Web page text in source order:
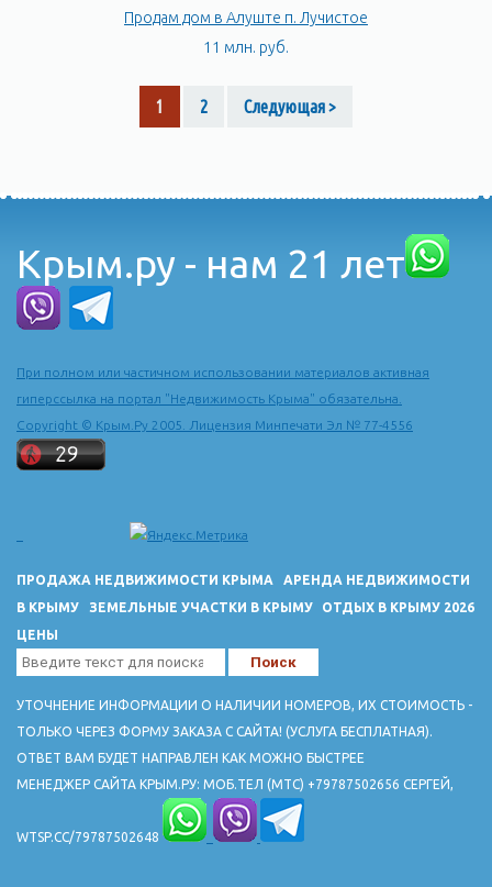
Продам дом в Алуште п. Лучистое
11 млн. руб.
1 2 Следующая >
Крым.ру - нам 21 лет
При полном или частичном использовании материалов активная
гиперссылка на портал "Недвижимость Крыма" обязательна.
Copyright © Крым.Ру 2005. Лицензия Минпечати Эл № 77-4556
ПРОДАЖА НЕДВИЖИМОСТИ КРЫМА
АРЕНДА НЕДВИЖИМОСТИ
В КРЫМУ
ЗЕМЕЛЬНЫЕ УЧАСТКИ В КРЫМУ
ОТДЫХ В КРЫМУ 2026
ЦЕНЫ
УТОЧНЕНИЕ ИНФОРМАЦИИ О НАЛИЧИИ НОМЕРОВ, ИХ СТОИМОСТЬ -
ТОЛЬКО ЧЕРЕЗ ФОРМУ ЗАКАЗА С САЙТА! (УСЛУГА БЕСПЛАТНАЯ).
ОТВЕТ ВАМ БУДЕТ НАПРАВЛЕН КАК МОЖНО БЫСТРЕЕ
МЕНЕДЖЕР САЙТА КРЫМ.РУ: МОБ.ТЕЛ (МТС) +79787502656 СЕРГЕЙ,
WTSP.CC/79787502648